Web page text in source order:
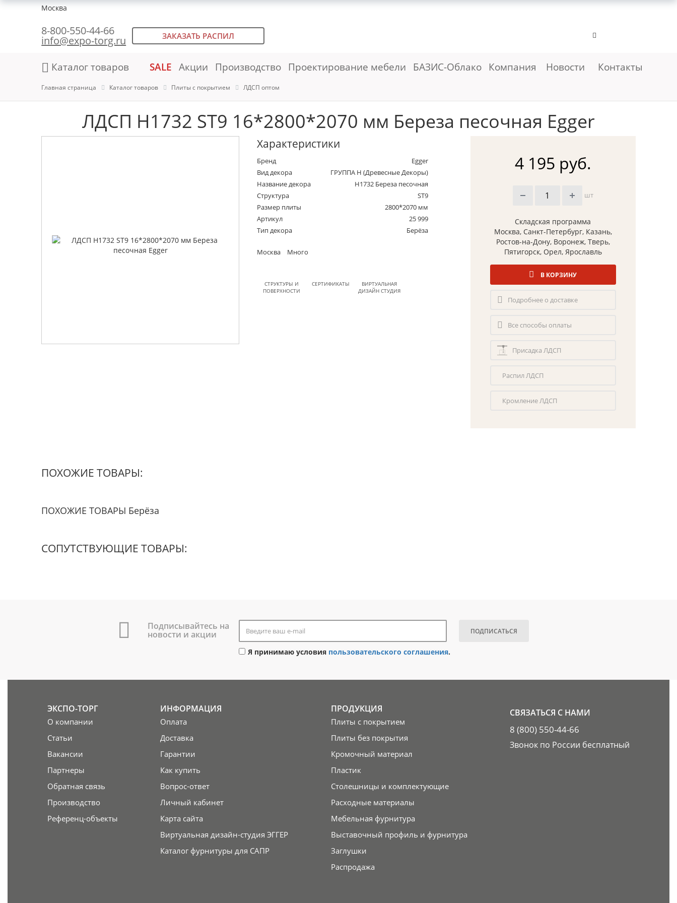
Москва
8-800-550-44-66
info@expo-torg.ru ЗАКАЗАТЬ РАСПИЛ
Каталог товаров SALE Акции Производство Проектирование мебели БАЗИС-Облако Компания Новости Контакты
Главная страница Каталог товаров Плиты с покрытием ЛДСП оптом
ЛДСП H1732 ST9 16*2800*2070 мм Береза песочная Egger
Характеристики
Бренд
Egger
Вид декора
ГРУППА Н (Древесные Декоры)
Название декора
H1732 Береза песочная
Структура
ST9
Размер плиты
2800*2070 мм
Артикул
25 999
Тип декора
Берёза
Москва Много
СТРУКТУРЫ И
ПОВЕРХНОСТИ
СЕРТИФИКАТЫ
ВИРТУАЛЬНАЯ
ДИЗАЙН СТУДИЯ
4 195 руб.
шт
Складская программа
Москва, Санкт-Петербург, Казань,
Ростов-на-Дону, Воронеж, Тверь,
Пятигорск, Орел, Ярославль
В КОРЗИНУ
Подробнее о доставке
Все способы оплаты
Присадка ЛДСП
Распил ЛДСП
Кромление ЛДСП
ПОХОЖИЕ ТОВАРЫ:
ПОХОЖИЕ ТОВАРЫ Берёза
СОПУТСТВУЮЩИЕ ТОВАРЫ:
Подписывайтесь на
новости и акции ПОДПИСАТЬСЯ
Я принимаю условия пользовательского соглашения.
ЭКСПО-ТОРГ
О компании
Статьи
Вакансии
Партнеры
Обратная связь
Производство
Референц-объекты
ИНФОРМАЦИЯ
Оплата
Доставка
Гарантии
Как купить
Вопрос-ответ
Личный кабинет
Карта сайта
Виртуальная дизайн-студия ЭГГЕР
Каталог фурнитуры для САПР
ПРОДУКЦИЯ
Плиты с покрытием
Плиты без покрытия
Кромочный материал
Пластик
Столешницы и комплектующие
Расходные материалы
Мебельная фурнитура
Выставочный профиль и фурнитура
Заглушки
Распродажа
СВЯЗАТЬСЯ С НАМИ
8 (800) 550-44-66
Звонок по России бесплатный